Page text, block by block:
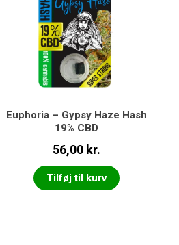
Euphoria – Gypsy Haze Hash
19% CBD
56,00 kr.
Tilføj til kurv